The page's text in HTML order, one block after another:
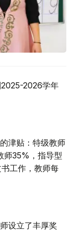
2026学年
津贴：特级教师
师35%，指导型
工作，教师每
设立了丰厚奖